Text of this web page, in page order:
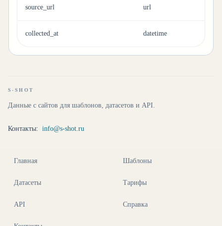
source_url url
collected_at datetime
S-SHOT
Данные с сайтов для шаблонов, датасетов и API.
Контакты: info@s-shot.ru
Главная Шаблоны
Датасеты Тарифы
API Справка